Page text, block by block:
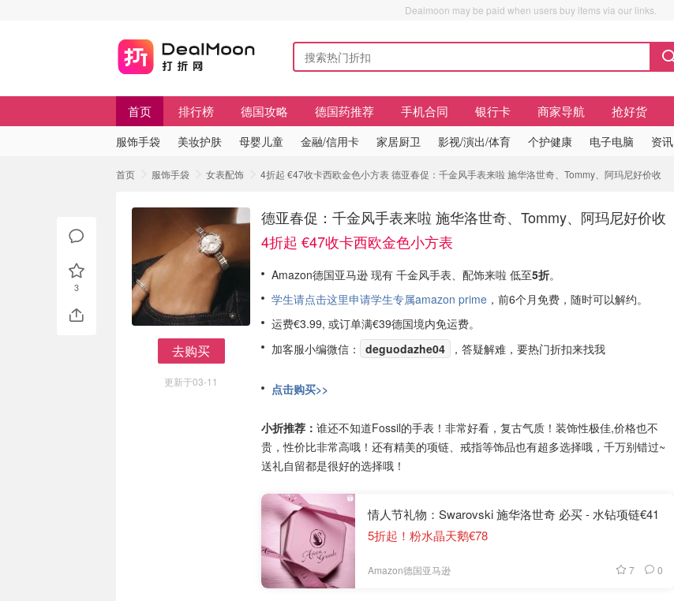
Dealmoon may be paid when users buy items via our links.
首页 排行榜 德国攻略 德国药推荐 手机合同 银行卡 商家导航 抢好货
服饰手袋 美妆护肤 母婴儿童 金融/信用卡 家居厨卫 影视/演出/体育 个护健康 电子电脑 资讯
首页 服饰手袋 女表配饰 4折起 €47收卡西欧金色小方表 德亚春促：千金风手表来啦 施华洛世奇、Tommy、阿玛尼好价收
去购买
更新于03-11
德亚春促：千金风手表来啦 施华洛世奇、Tommy、阿玛尼好价收
4折起 €47收卡西欧金色小方表
Amazon德国亚马逊 现有 千金风手表、配饰来啦 低至5折。
学生请点击这里申请学生专属amazon prime ，前6个月免费，随时可以解约。
运费€3.99, 或订单满€39德国境内免运费。
加客服小编微信：
deguodazhe04 ，答疑解难，要热门折扣来找我
点击购买>>
小折推荐： 谁还不知道Fossil的手表！非常好看，复古气质！装饰性极佳,价格也不
贵，性价比非常高哦！还有精美的项链、戒指等饰品也有超多选择哦，千万别错过~
送礼自留都是很好的选择哦！
情人节礼物：Swarovski 施华洛世奇 必买 - 水钻项链€41
5折起！粉水晶天鹅€78
Amazon德国亚马逊 7 0
3